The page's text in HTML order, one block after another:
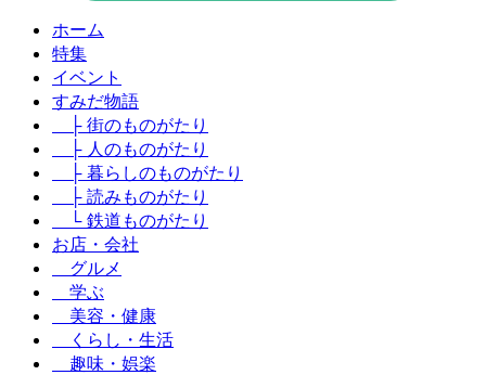
ホーム
特集
イベント
すみだ物語
├ 街のものがたり
├ 人のものがたり
├ 暮らしのものがたり
├ 読みものがたり
└ 鉄道ものがたり
お店・会社
グルメ
学ぶ
美容・健康
くらし・生活
趣味・娯楽